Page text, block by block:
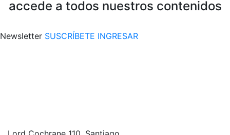
accede a todos nuestros contenidos
Newsletter SUSCRÍBETE INGRESAR